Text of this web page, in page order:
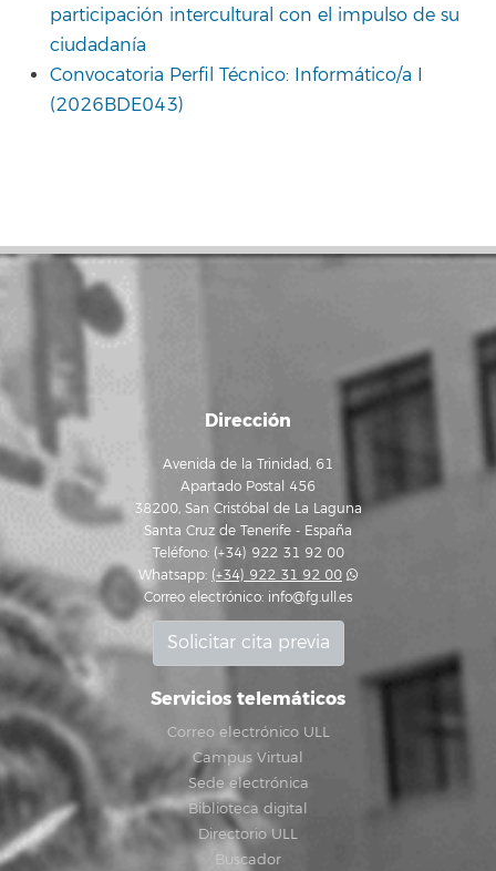
participación intercultural con el impulso de su
ciudadanía
Convocatoria Perfil Técnico: Informático/a I
(2026BDE043)
Dirección
Avenida de la Trinidad, 61
Apartado Postal 456
38200, San Cristóbal de La Laguna
Santa Cruz de Tenerife - España
Teléfono: (+34) 922 31 92 00
Whatsapp: (+34) 922 31 92 00
Correo electrónico: info@fg.ull.es
Solicitar cita previa
Servicios telemáticos
Correo electrónico ULL
Campus Virtual
Sede electrónica
Biblioteca digital
Directorio ULL
Buscador